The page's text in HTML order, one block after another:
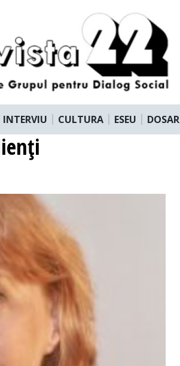
INTERVIU CULTURA ESEU DOSAR